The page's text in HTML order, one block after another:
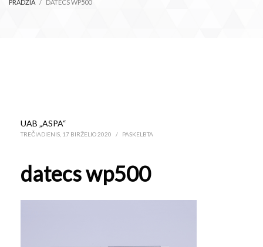
PRADŽIA DATECS WP500
UAB „ASPA“
TREČIADIENIS, 17 BIRŽELIO 2020 / PASKELBTA
datecs wp500